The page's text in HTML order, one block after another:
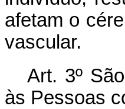
afetam o
vascular.
Art. 3º
às Pessoas